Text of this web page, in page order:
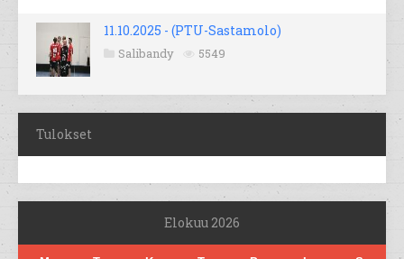
11.10.2025 - (PTU-Sastamolo)
Salibandy 5549
Tulokset
Elokuu 2026